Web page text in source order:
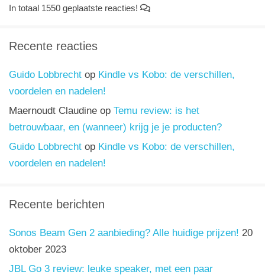
In totaal 1550 geplaatste reacties!
Recente reacties
Guido Lobbrecht op Kindle vs Kobo: de verschillen,
voordelen en nadelen!
Maernoudt Claudine op Temu review: is het
betrouwbaar, en (wanneer) krijg je je producten?
Guido Lobbrecht op Kindle vs Kobo: de verschillen,
voordelen en nadelen!
Recente berichten
Sonos Beam Gen 2 aanbieding? Alle huidige prijzen! 20
oktober 2023
JBL Go 3 review: leuke speaker, met een paar